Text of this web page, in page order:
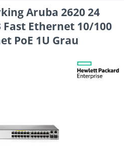
Aruba 2620 24
Fast Ethernet 10/100
PoE 1U Grau